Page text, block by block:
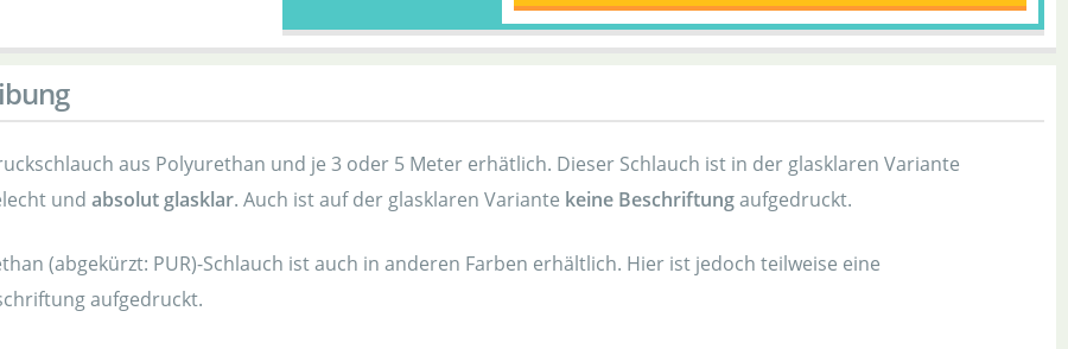
aus Polyurethan und je 3 oder 5 Meter erhätlich. Dieser Schlauch ist in der glasklaren Variante
und absolut glasklar. Auch ist auf der glasklaren Variante keine Beschriftungaufgedruckt.
(abgekürzt: PUR)-Schlauch ist auch in anderen Farben erhältlich. Hier ist jedoch teilweise eine
aufgedruckt.